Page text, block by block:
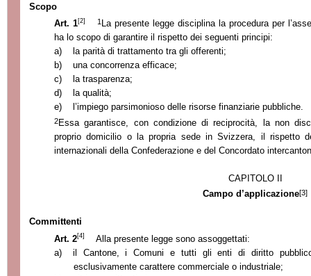
Scopo
Art. 1[2] 1La presente legge disciplina la procedura per
ha lo scopo di garantire il rispetto dei seguenti principi:
a)
la parità di trattamento tra gli offerenti;
b)
una concorrenza efficace;
c)
la trasparenza;
d)
la qualità;
e)
l’impiego parsimonioso delle risorse finanziarie pubbliche.
2Essa garantisce, con condizione di reciprocità, la non
proprio domicilio o la propria sede in Svizzera, il rispetto
internazionali della Confederazione e del Concordato
CAPITOLO II
Campo d’applicazione[3]
Committenti
Art. 2[4]
Alla presente legge sono assoggettati:
a)
il Cantone, i Comuni e tutti gli enti di diritto
esclusivamente carattere commerciale o industriale;